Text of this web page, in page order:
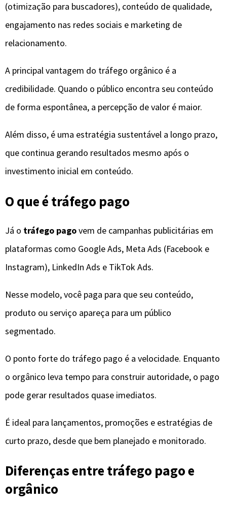
(otimização para buscadores), conteúdo de qualidade,
engajamento nas redes sociais e marketing de
relacionamento.
A principal vantagem do tráfego orgânico é a
credibilidade. Quando o público encontra seu conteúdo
de forma espontânea, a percepção de valor é maior.
Além disso, é uma estratégia sustentável a longo prazo,
que continua gerando resultados mesmo após o
investimento inicial em conteúdo.
O que é tráfego pago
Já o tráfego pagovem de campanhas publicitárias em
plataformas como Google Ads, Meta Ads (Facebook e
Instagram), LinkedIn Ads e TikTok Ads.
Nesse modelo, você paga para que seu conteúdo,
produto ou serviço apareça para um público
segmentado.
O ponto forte do tráfego pago é a velocidade. Enquanto
o orgânico leva tempo para construir autoridade, o pago
pode gerar resultados quase imediatos.
É ideal para lançamentos, promoções e estratégias de
curto prazo, desde que bem planejado e monitorado.
Diferenças entre tráfego pago e
orgânico